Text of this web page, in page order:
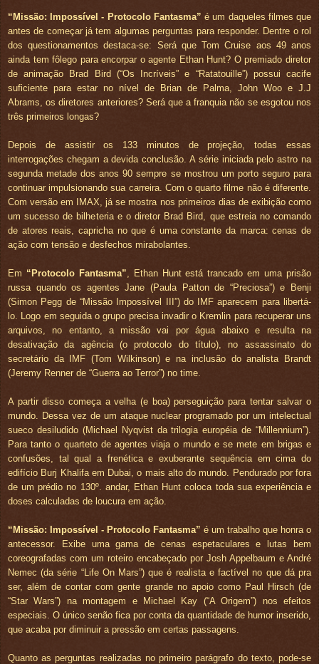
“Missão: Impossível - Protocolo Fantasma” é um daqueles filmes que
antes de começar já tem algumas perguntas para responder. Dentre o rol
dos questionamentos destaca-se: Será que Tom Cruise aos 49 anos
ainda tem fôlego para encorpar o agente Ethan Hunt? O premiado diretor
de animação Brad Bird (“Os Incríveis” e “Ratatouille”) possui cacife
suficiente para estar no nível de Brian de Palma, John Woo e J.J
Abrams, os diretores anteriores? Será que a franquia não se esgotou nos
três primeiros longas?
Depois de assistir os 133 minutos de projeção, todas essas
interrogações chegam a devida conclusão. A série iniciada pelo astro na
segunda metade dos anos 90 sempre se mostrou um porto seguro para
continuar impulsionando sua carreira. Com o quarto filme não é diferente.
Com versão em IMAX, já se mostra nos primeiros dias de exibição como
um sucesso de bilheteria e o diretor Brad Bird, que estreia no comando
de atores reais, capricha no que é uma constante da marca: cenas de
ação com tensão e desfechos mirabolantes.
Em “Protocolo Fantasma”, Ethan Hunt está trancado em uma prisão
russa quando os agentes Jane (Paula Patton de “Preciosa”) e Benji
(Simon Pegg de “Missão Impossível III”) do IMF aparecem para libertá-
lo. Logo em seguida o grupo precisa invadir o Kremlin para recuperar uns
arquivos, no entanto, a missão vai por água abaixo e resulta na
desativação da agência (o protocolo do título), no assassinato do
secretário da IMF (Tom Wilkinson) e na inclusão do analista Brandt
(Jeremy Renner de “Guerra ao Terror”) no time.
A partir disso começa a velha (e boa) perseguição para tentar salvar o
mundo. Dessa vez de um ataque nuclear programado por um intelectual
sueco desiludido (Michael Nyqvist da trilogia européia de “Millennium”).
Para tanto o quarteto de agentes viaja o mundo e se mete em brigas e
confusões, tal qual a frenética e exuberante sequência em cima do
edifício Burj Khalifa em Dubai, o mais alto do mundo. Pendurado por fora
de um prédio no 130º. andar, Ethan Hunt coloca toda sua experiência e
doses calculadas de loucura em ação.
“Missão: Impossível - Protocolo Fantasma” é um trabalho que honra o
antecessor. Exibe uma gama de cenas espetaculares e lutas bem
coreografadas com um roteiro encabeçado por Josh Appelbaum e André
Nemec (da série “Life On Mars”) que é realista e factível no que dá pra
ser, além de contar com gente grande no apoio como Paul Hirsch (de
“Star Wars”) na montagem e Michael Kay (“A Origem”) nos efeitos
especiais. O único senão fica por conta da quantidade de humor inserido,
que acaba por diminuir a pressão em certas passagens.
Quanto as perguntas realizadas no primeiro parágrafo do texto, pode-se